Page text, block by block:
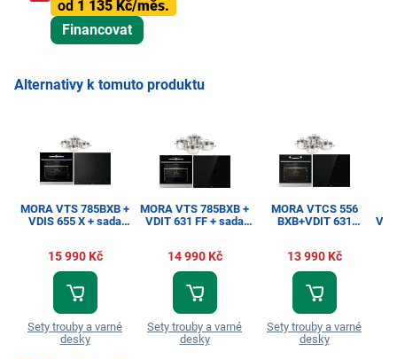
od 1 135 Kč/měs.
Financovat
Alternativy k tomuto produktu
MORA VTS 785BXB +
VDIS 655 X + sada
15 990 Kč
Sety trouby a varné
desky
MORA VTS 785BXB +
VDIT 631 FF + sada
14 990 Kč
Sety trouby a varné
desky
MORA VTCS 556
BXB+VDIT 631
13 990 Kč
Sety trouby a varné
desky